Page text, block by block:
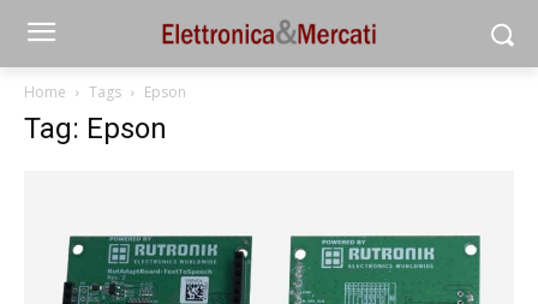
Home Tags Epson
Tag: Epson